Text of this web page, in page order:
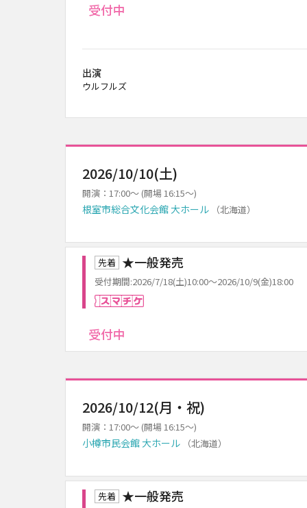
受付中
出演
ウルフルズ
2026/10/10(土)
開演：17:00～ (開場 16:15～)
根室市総合文化会館 大ホール （北海道）
先着 ★一般発売
受付期間:2026/7/18(土)10:00～2026/10/9(金)18:00
受付中
2026/10/12(月・祝)
開演：17:00～ (開場 16:15～)
小樽市民会館 大ホール （北海道）
先着 ★一般発売